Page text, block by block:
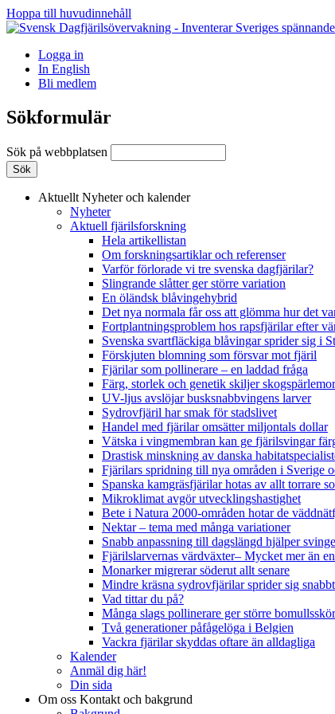
Hoppa till huvudinnehåll
Logga in
In English
Bli medlem
Sökformulär
Sök på webbplatsen
Aktuellt Nyheter och kalender
Nyheter
Aktuell fjärilsforskning
Hela artikellistan
Om forskningsartiklar och referenser
Varför förlorade vi tre svenska dagfjärilar?
Slingrande slåtter ger större variation
En öländsk blåvingehybrid
Det nya normala får oss att glömma hur det
Fortplantningsproblem hos rapsfjärilar efter
Svenska svartfläckiga blåvingar sprider sig i
Förskjuten blomning som försvar mot fjäril
Fjärilar som pollinerare – en laddad fråga
Färg, storlek och genetik skiljer
UV-ljus avslöjar busksnabbvingens larver
Sydrovfjäril har smak för stadslivet
Handel med fjärilar omsätter miljontals dollar
Vätska i vingmembran kan ge fjärilsvingar
Drastisk minskning av danska
Fjärilars spridning till nya områden i Sverige
Spanska kamgräsfjärilar hotas av allt torrare
Mikroklimat avgör utvecklingshastighet
Bete i Natura 2000-områden hotar de
Nektar – tema med många variationer
Snabb anpassning till dagslängd hjälper
Fjärilslarvernas värdväxter– Mycket mer än
Monarker migrerar söderut allt senare
Mindre kräsna sydrovfjärilar sprider sig
Vad tittar du på?
Många slags pollinerare ger större
Två generationer påfågelöga i Belgien
Vackra fjärilar skyddas oftare än alldagliga
Kalender
Anmäl dig här!
Din sida
Om oss Kontakt och bakgrund